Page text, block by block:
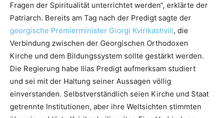
Fragen der Spiritualität unterrichtet werden“, erklärte der
Patriarch. Bereits am Tag nach der Predigt sagte der
georgische Premierminister Giorgi Kvirikashvili, die
Verbindung zwischen der Georgischen Orthodoxen
Kirche und dem Bildungssystem sollte gestärkt werden.
Die Regierung habe Ilias Predigt aufmerksam studiert
und sei mit der Haltung seiner Aussagen völlig
einverstanden. Selbstverständlich seien Kirche und Staat
getrennte Institutionen, aber ihre Weltsichten stimmten